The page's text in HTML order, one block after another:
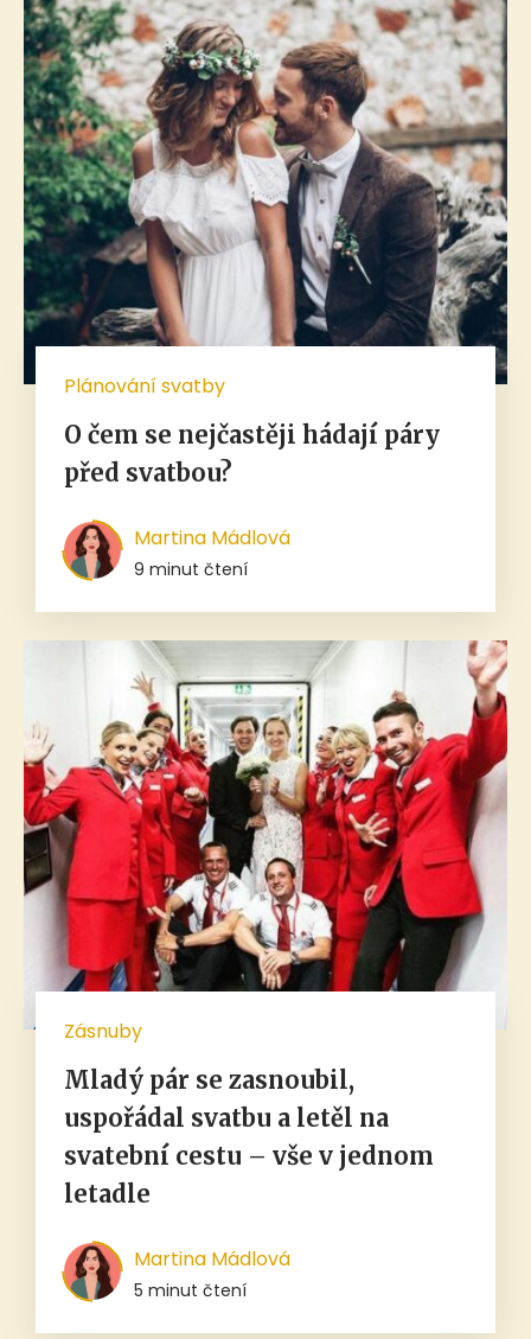
Plánování svatby
O čem se nejčastěji hádají páry
před svatbou?
Martina Mádlová
9 minut čtení
Zásnuby
Mladý pár se zasnoubil,
uspořádal svatbu a letěl na
svatební cestu – vše v jednom
letadle
Martina Mádlová
5 minut čtení